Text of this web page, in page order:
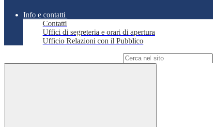
Info e contatti
Contatti
Uffici di segreteria e orari di apertura
Ufficio Relazioni con il Pubblico